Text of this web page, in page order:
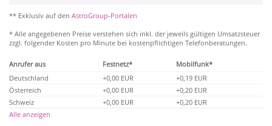
** Exklusiv auf den AstroGroup-Portalen
* Alle angegebenen Preise verstehen sich inkl. der jeweils gültigen Umsatzsteuer
zzgl. folgender Kosten pro Minute bei kostenpflichtigen Telefonberatungen.
Anrufer aus Festnetz*
Mobilfunk*
Deutschland
+0,00 EUR
+0,19 EUR
Österreich
+0,00 EUR
+0,20 EUR
Schweiz
+0,00 EUR
+0,20 EUR
Alle anzeigen